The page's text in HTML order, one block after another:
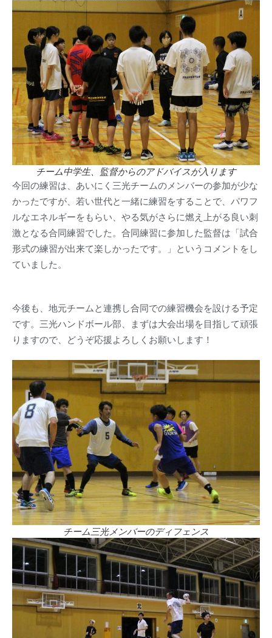
チーム中学生、監督からのアドバイスが入ります
今回の練習は、あいにく三光チームのメンバーの参加が少な
かったですが、若い世代と一緒に練習をすることで、パワフ
ルなエネルギーをもらい、やる気がさらに燃え上がる良い刺
激となる合同練習でした。合同練習に参加した監督は「試合
形式の練習が出来て楽しかったです。」というコメントをし
ていました。
今後も、地元チームと連携し合同での練習機会を設ける予定
です。三光ハンドボール部、まずは大会出場を目指して頑張
りますので、どうぞ応援よろしくお願いします！
チーム三光メンバーのディフェンス